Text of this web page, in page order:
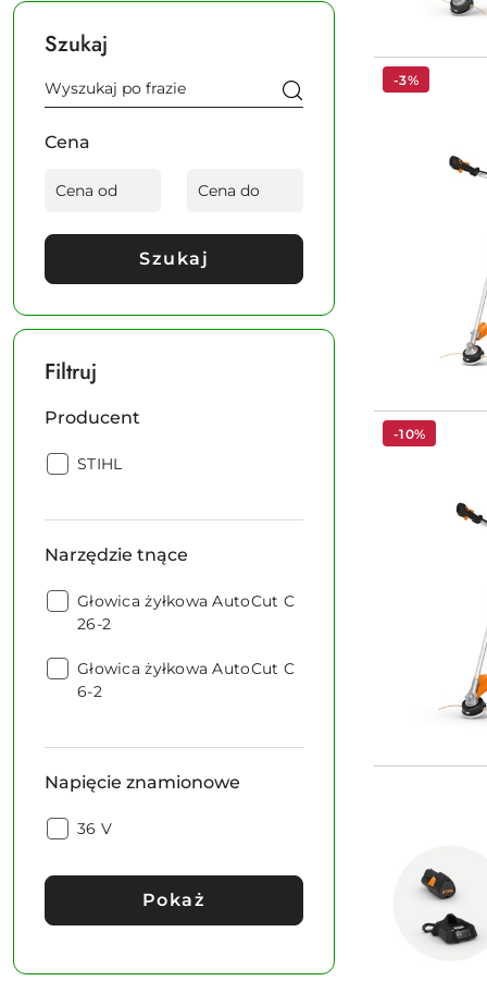
Szukaj
Cena
Szukaj
Filtruj
Producent
Producent:
STIHL
Narzędzie tnące
Narzędzie
tnące:
Głowica żyłkowa AutoCut C
26-2
Narzędzie
tnące:
Głowica żyłkowa AutoCut C
6-2
Napięcie znamionowe
Napięcie
36 V
Pokaż
-3%
-10%